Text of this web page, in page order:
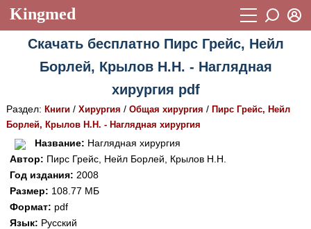
Kingmed
Учебный материал
Видеогалерея 899
Истории болезней 1268
Лекции и презентации 2474
Аккредитационные тесты
Методические рекомендации
Восстановить пароль
Регистрация
Скачать бесплатно Пирс Грейс, Нейл
Борлей, Крылов Н.Н. - Наглядная
хирургия pdf
Раздел: Книги/ Хирургия / Общая хирургия / Пирс Грейс, Нейл
Борлей, Крылов Н.Н. - Наглядная хирургия
Название: Наглядная хирургия
Автор: Пирс Грейс, Нейл Борлей, Крылов Н.Н.
Год издания: 2008
Размер: 108.77 МБ
Формат: pdf
Язык: Русский